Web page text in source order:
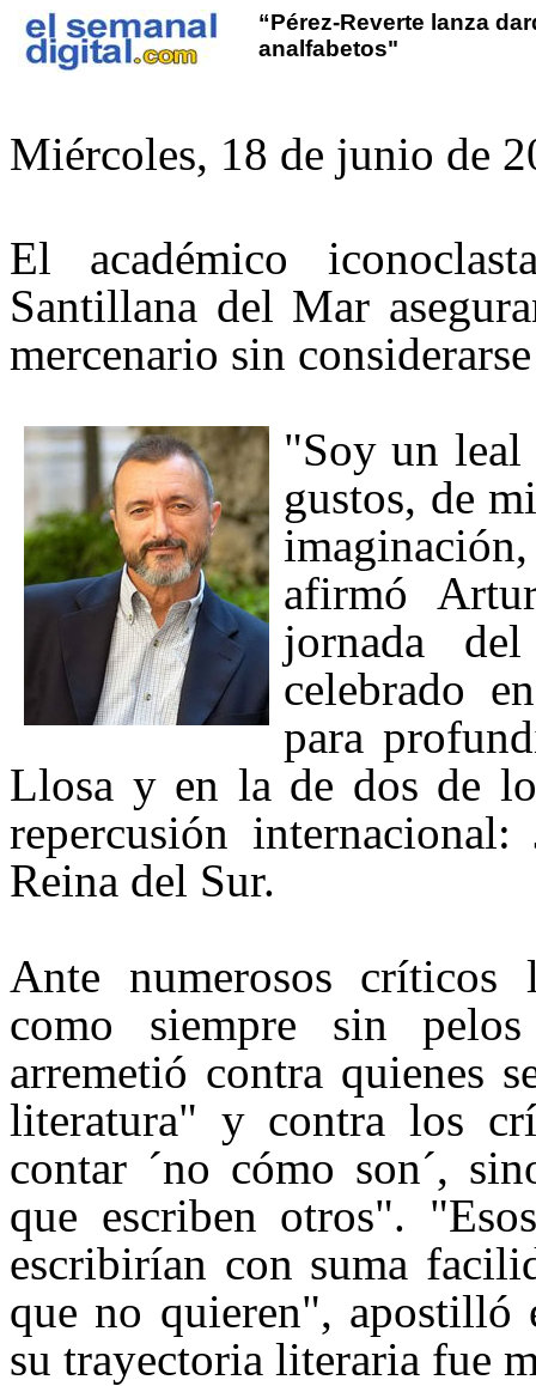
“Pérez-Reverte lanza
analfabetos"
Miércoles, 18 de junio de
El académico
Santillana del Mar
mercenario sin
"Soy un leal
gustos, de
afirmó
jornada
celebrado
para
Llosa y en la de dos de
repercusión
Reina del Sur.
Ante numerosos críticos
como siempre sin
arremetió contra quienes
literatura" y contra los
contar ´no cómo son´,
que escriben otros".
escribirían con suma
que no quieren", apostilló
su trayectoria literaria fue